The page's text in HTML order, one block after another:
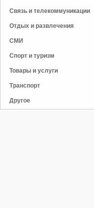
Связь и телекоммуникации
Отдых и развлечения
СМИ
Спорт и туризм
Товары и услуги
Транспорт
Другое